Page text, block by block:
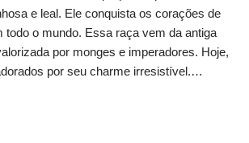
e leal. Ele conquista os corações de
todo o mundo. Essa raça vem da antiga
por monges e imperadores. Hoje,
por seu charme irresistível.…